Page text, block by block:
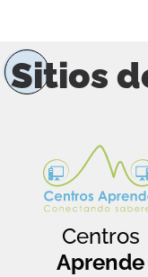
Sitios
Centros
Aprende